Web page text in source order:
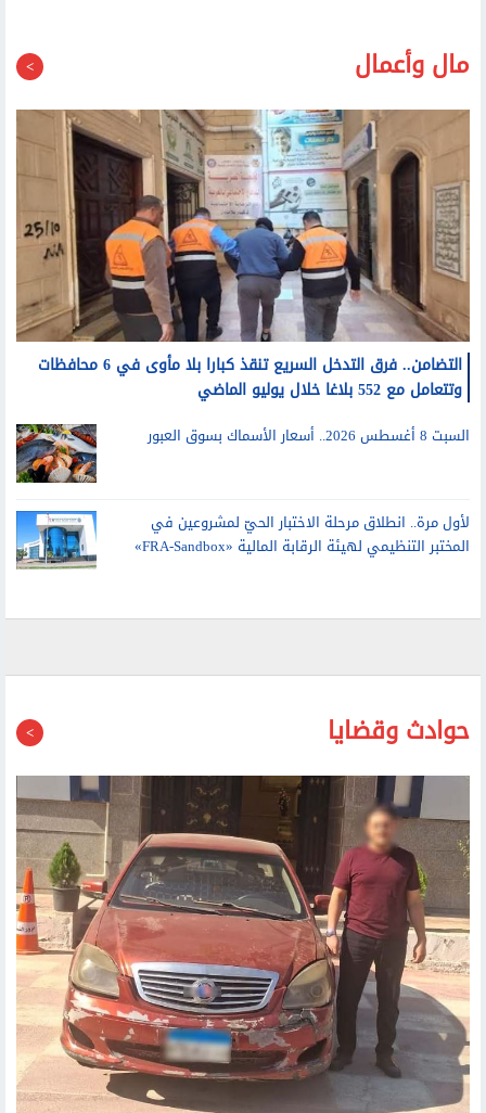
مال وأعمال
التضامن.. فرق التدخل السريع تنقذ كبارا بلا مأوى في 6 محافظات
وتتعامل مع 552 بلاغا خلال يوليو الماضي
السبت 8 أغسطس 2026.. أسعار الأسماك بسوق العبور
لأول مرة.. انطلاق مرحلة الاختبار الحيّ لمشروعين في
المختبر التنظيمي لهيئة الرقابة المالية «FRA-Sandbox»
حوادث وقضايا